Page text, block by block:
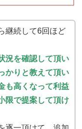
継続して6回ほど
況を確認して頂い
かりと教えて頂い
も高くなって利益
限で提案して頂け